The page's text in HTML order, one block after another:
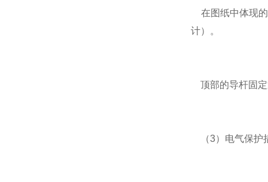
在图纸中体现的
计）。
顶部的导杆固定
（3）电气保护